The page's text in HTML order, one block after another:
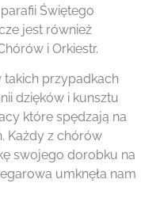
Świętego
jest również
i Orkiestr.
takich przypadkach
dzięków i kunsztu
które spędzają na
Każdy z chórów
swojego dorobku na
umknęła nam